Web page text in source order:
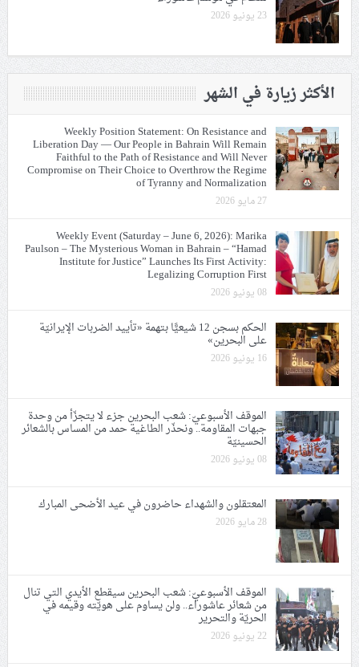
23 يونيو 2026
الأكثر زيارة في الشهر
Weekly Position Statement: On Resistance and
Liberation Day — Our People in Bahrain Will Remain
Faithful to the Path of Resistance and Will Never
Compromise on Their Choice to Overthrow the Regime
of Tyranny and Normalization
27 مايو 2026
Weekly Event (Saturday – June 6, 2026): Marika
Paulson – The Mysterious Woman in Bahrain – “Hamad
Institute for Justice” Launches Its First Activity:
Legalizing Corruption First
08 يونيو 2026
الحكم بسجن 12 شيعيًّا بتهمة «تأييد الضربات الإيرانيّة
على البحرين»
16 يونيو 2026
الموقف الأسبوعيّ: شعب البحرين جزء لا يتجزّأ من وحدة
جبهات المقاومة.. ونحذّر الطاغية حمد من المساس بالشعائر
الحسينيّة
08 يونيو 2026
المعتقلون والشهداء حاضرون في عيد الأضحى المبارك
28 مايو 2026
الموقف الأسبوعيّ: شعب البحرين سيقطع الأيدي التي تنال
من شعائر عاشوراء.. ولن يساوم على هويّته وقيمه في
الحريّة والتحرير
22 يونيو 2026